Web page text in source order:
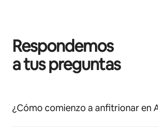
Respondemos
a tus preguntas
¿Cómo comienzo a anfitrionar en